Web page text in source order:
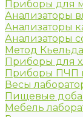
Приборы для
Анализаторы
Анализаторы
Анализаторы
Метод
Приборы для
Приборы ПЧП
Весы
Пищевые
Мебель